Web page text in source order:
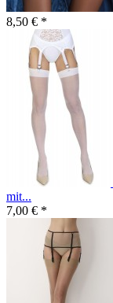
8,50 € *
mit...
7,00 € *